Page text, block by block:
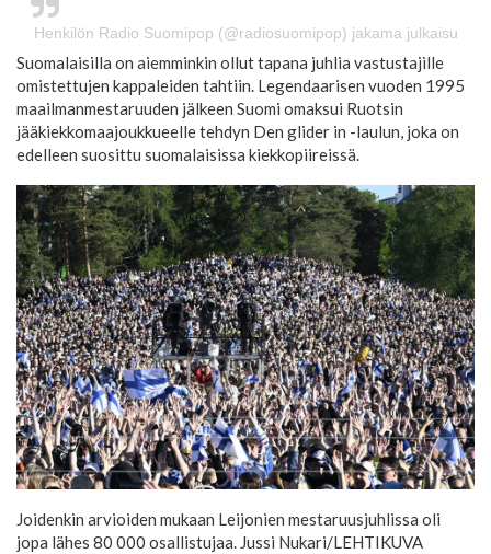
Henkilön Radio Suomipop (@radiosuomipop) jakama julkaisu
Suomalaisilla on aiemminkin ollut tapana juhlia vastustajille
omistettujen kappaleiden tahtiin. Legendaarisen vuoden 1995
maailmanmestaruuden jälkeen Suomi omaksui Ruotsin
jääkiekkomaajoukkueelle tehdyn Den glider in -laulun, joka on
edelleen suosittu suomalaisissa kiekkopiireissä.
Joidenkin arvioiden mukaan Leijonien mestaruusjuhlissa oli
jopa lähes 80 000 osallistujaa. Jussi Nukari/LEHTIKUVA